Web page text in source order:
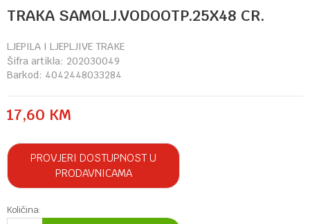
TRAKA SAMOLJ.VODOOTP.25X48 CR.
LJEPILA I LJEPLJIVE TRAKE
Šifra artikla: 202030049
Barkod: 4042448033284
17,60 KM
PROVJERI DOSTUPNOST U
PRODAVNICAMA
Količina: